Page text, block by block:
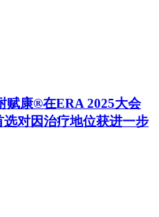
赋康®在ERA 2025大会
对因治疗地位获进一步